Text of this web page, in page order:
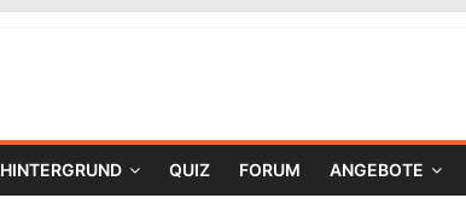
HINTERGRUND QUIZ FORUM ANGEBOTE